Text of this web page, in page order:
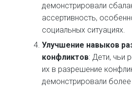
демонстрировали
ассертивность,
социальных ситуациях.
Улучшение навыков
конфликтов: Дети, чьи
их в разрешение
демонстрировали